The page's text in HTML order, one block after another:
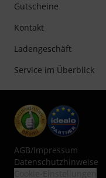
Gutscheine
Kontakt
Ladengeschäft
Service im Überblick
AGB/Impressum
Datenschutzhinweise